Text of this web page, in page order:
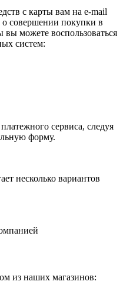
с карты вам на e-mail
совершении покупки в
можете воспользоваться
систем:
сервиса, следуя
форму.
несколько вариантов
из наших магазинов: